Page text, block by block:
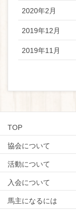
2020年2月
2019年12月
2019年11月
TOP
協会について
活動について
入会について
馬主になるには